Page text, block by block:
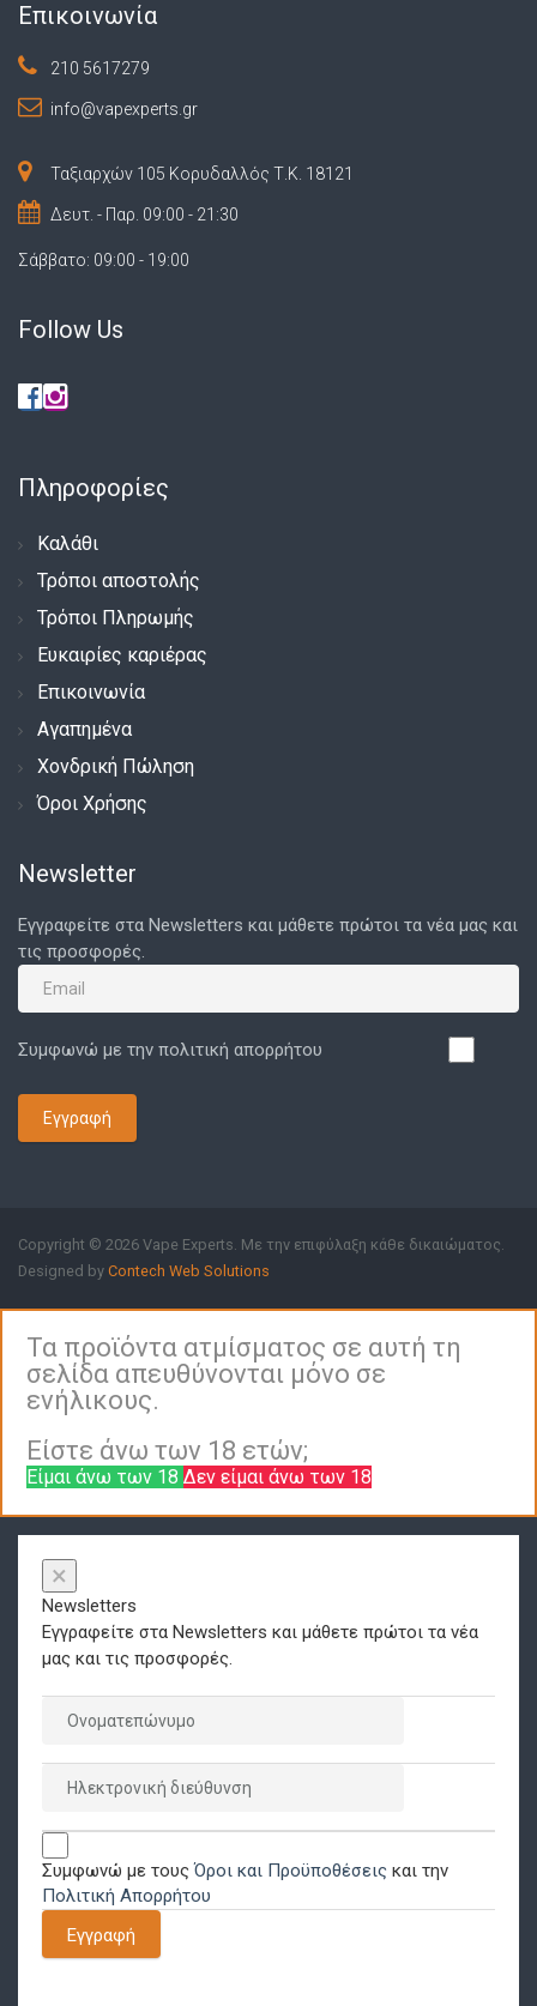
Επικοινωνία
210 5617279
info@vapexperts.gr
Ταξιαρχών 105 Κορυδαλλός Τ.Κ. 18121
Δευτ. - Παρ. 09:00 - 21:30
Σάββατο: 09:00 - 19:00
Follow Us
Πληροφορίες
Καλάθι
Τρόποι αποστολής
Τρόποι Πληρωμής
Ευκαιρίες καριέρας
Επικοινωνία
Αγαπημένα
Χονδρική Πώληση
Όροι Χρήσης
Newsletter
Εγγραφείτε στα Newsletters και μάθετε πρώτοι τα νέα μας και
τις προσφορές.
Συμφωνώ με την πολιτική απορρήτου
Εγγραφή
Copyright © 2026 Vape Experts. Με την επιφύλαξη κάθε δικαιώματος.
Designed by Contech Web Solutions
Τα προϊόντα ατμίσματος σε αυτή τη
σελίδα απευθύνονται μόνο σε
ενήλικους.
Είστε άνω των 18 ετών;
Είμαι άνω των 18 Δεν είμαι άνω των 18
×
Newsletters
Εγγραφείτε στα Newsletters και μάθετε πρώτοι τα νέα
μας και τις προσφορές.
Συμφωνώ με τουςΌροι και Προϋποθέσεις και την
Πολιτική Απορρήτου